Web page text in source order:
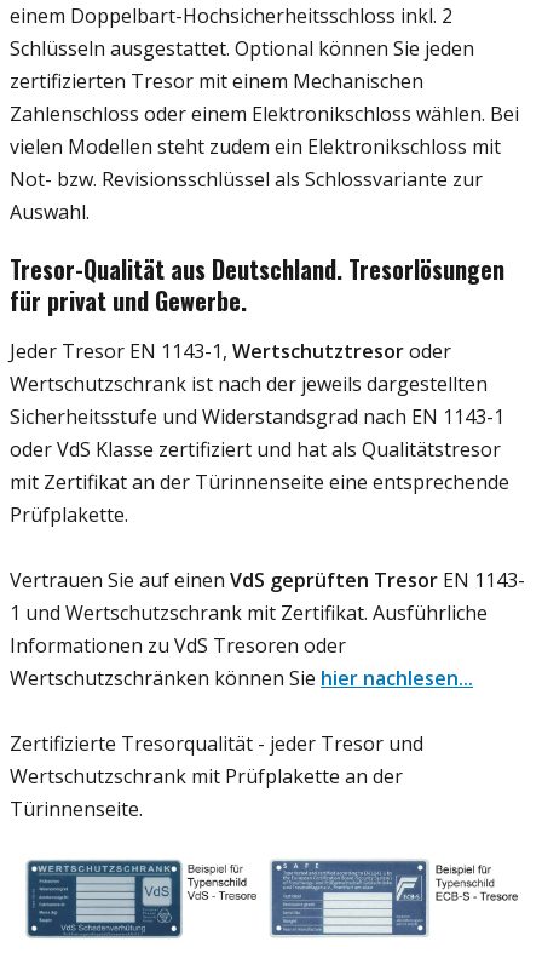
einem Doppelbart-Hochsicherheitsschloss inkl. 2
Schlüsseln ausgestattet. Optional können Sie jeden
zertifizierten Tresor mit einem Mechanischen
Zahlenschloss oder einem Elektronikschloss wählen. Bei
vielen Modellen steht zudem ein Elektronikschloss mit
Not- bzw. Revisionsschlüssel als Schlossvariante zur
Auswahl.
Tresor-Qualität aus Deutschland. Tresorlösungen
für privat und Gewerbe.
Jeder Tresor EN 1143-1, Wertschutztresoroder
Wertschutzschrank ist nach der jeweils dargestellten
Sicherheitsstufe und Widerstandsgrad nach EN 1143-1
oder VdS Klasse zertifiziert und hat als Qualitätstresor
mit Zertifikat an der Türinnenseite eine entsprechende
Prüfplakette.
Vertrauen Sie auf einen VdS geprüften Tresor EN 1143-
1 und Wertschutzschrank mit Zertifikat. Ausführliche
Informationen zu VdS Tresoren oder
Wertschutzschränken können Sie hier nachlesen...
Zertifizierte Tresorqualität - jeder Tresor und
Wertschutzschrank mit Prüfplakette an der
Türinnenseite.